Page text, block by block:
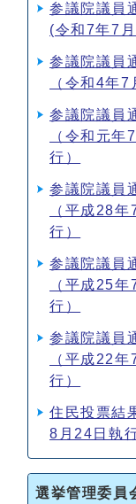
参議院議員
(令和7年7
参議院議員
（令和4年7
参議院議員
（令和元年
行）
参議院議員
（平成28
行）
参議院議員
（平成25
行）
参議院議員
（平成22
行）
住民投票結
8月24日執行
選挙管理委員